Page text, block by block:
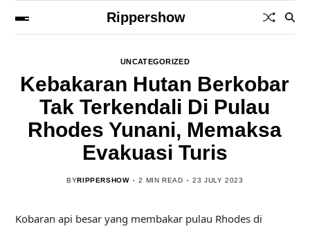
Rippershow
UNCATEGORIZED
Kebakaran Hutan Berkobar
Tak Terkendali Di Pulau
Rhodes Yunani, Memaksa
Evakuasi Turis
BYRIPPERSHOW 2 MIN READ 23 JULY 2023
Kobaran api besar yang membakar pulau Rhodes di